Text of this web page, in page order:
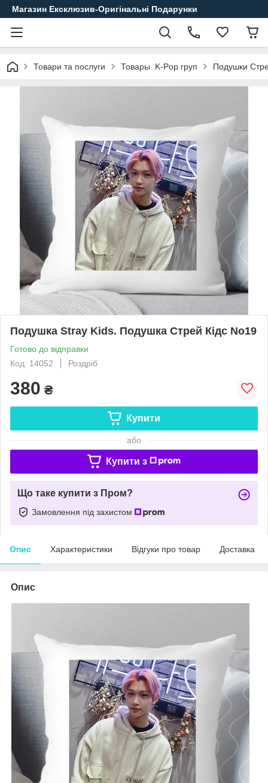
Магазин Ексклюзив-Оригінальні Подарунки
Товари та послуги Товары K-Pop груп Подушки
Подушка Stray Kids. Подушка Стрей Кідс No19
Готово до відправки
Код: 14052
Роздріб
380 ₴
Купити
або
Купити з
Що таке купити з Пром?
Замовлення під захистом
Опис Характеристики Відгуки про товар Доставка
Опис